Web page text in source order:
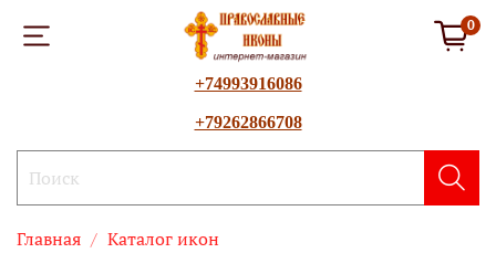
0
+74993916086
+79262866708
Главная Каталог икон